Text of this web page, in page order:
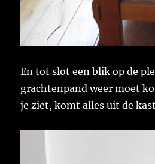
En tot slot een blik op de
grachtenpand weer moet
je ziet, komt alles uit de